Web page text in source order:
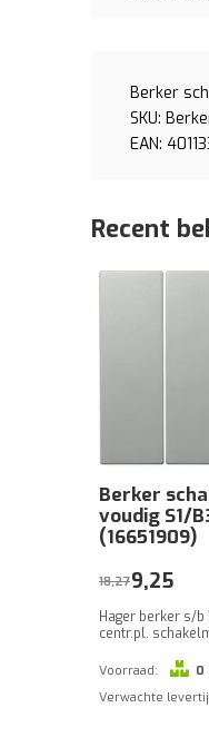
Berker
SKU:
EAN:
Recent
Berker
voudig S1/
(16651909)
Hager berker s/
centr.pl.
Voorraad:
0
Verwachte
18,279,25